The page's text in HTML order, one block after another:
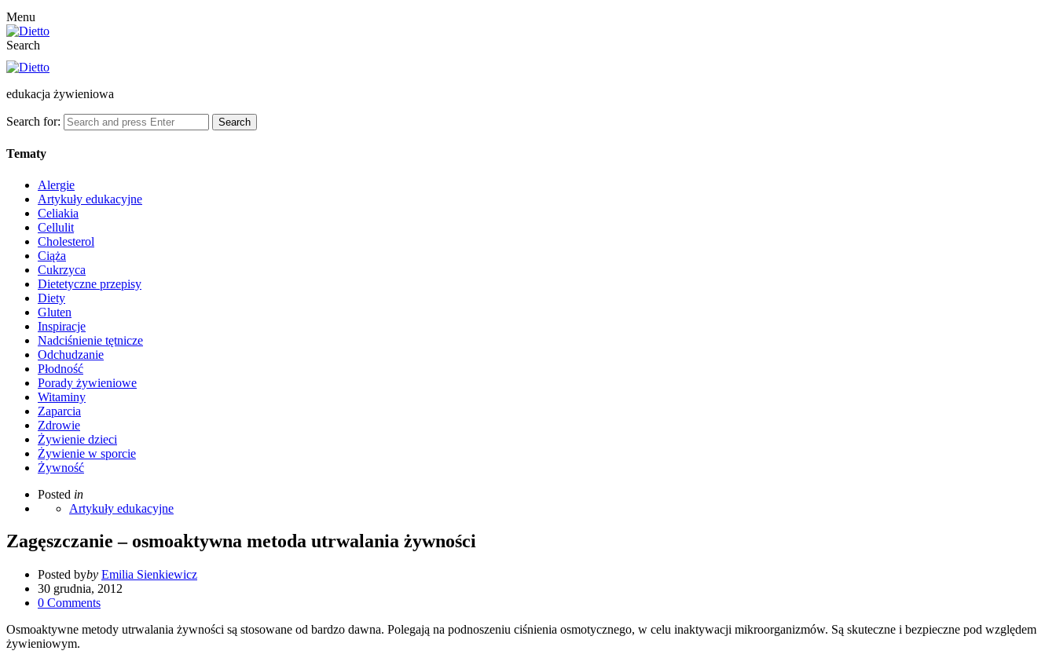
Menu
Search
edukacja żywieniowa
Search for: Search
Tematy
Alergie
Artykuły edukacyjne
Celiakia
Cellulit
Cholesterol
Ciąża
Cukrzyca
Dietetyczne przepisy
Diety
Gluten
Inspiracje
Nadciśnienie tętnicze
Odchudzanie
Płodność
Porady żywieniowe
Witaminy
Zaparcia
Zdrowie
Żywienie dzieci
Żywienie w sporcie
Żywność
Posted in
Artykuły edukacyjne
Zagęszczanie – osmoaktywna metoda utrwalania żywności
Posted byby Emilia Sienkiewicz
30 grudnia, 2012
0 Comments
Osmoaktywne metody utrwalania żywności są stosowane od bardzo dawna. Polegają na podnoszeniu ciśnienia osmotycznego, w celu inaktywacji mikroorganizmów. Są skuteczne i bezpieczne pod względem
żywieniowym.